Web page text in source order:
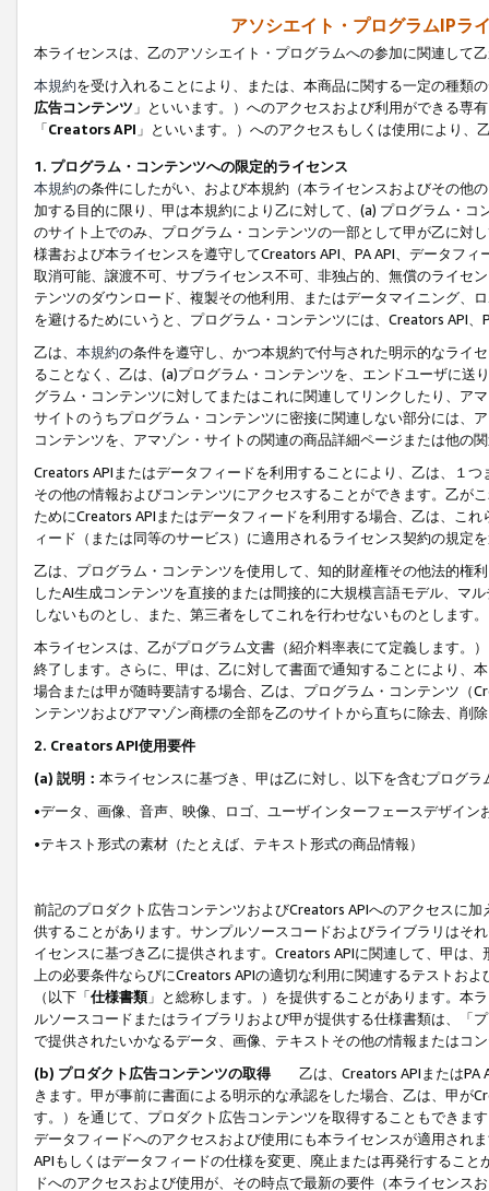
アソシエイト・プログラムIPラ
本ライセンスは、乙のアソシエイト・プログラムへの参加に関連して
本規約を受け入れることにより、または、本商品に関する一定の種類
広告コンテンツ 」といいます。）へのアクセスおよび利用ができる専
「Creators API 」といいます。）へのアクセスもしくは使用により
1. プログラム・コンテンツへの限定的ライセンス
本規約の条件にしたがい、および本規約（本ライセンスおよびその他
加する目的に限り、甲は本規約により乙に対して、(a) プログラム・
のサイト上でのみ、プログラム・コンテンツの一部として甲が乙に対
様書および本ライセンスを遵守してCreators API、PA API、データフ
取消可能、譲渡不可、サブライセンス不可、非独占的、無償のライセ
テンツのダウンロード、複製その他利用、またはデータマイニング、
を避けるためにいうと、プログラム・コンテンツには、Creators API
乙は、 本規約の条件を遵守し、かつ本規約で付与された明示的なライ
ることなく、乙は、(a)プログラム・コンテンツを、エンドユーザに
グラム・コンテンツに対してまたはこれに関連してリンクしたり、ア
サイトのうちプログラム・コンテンツに密接に関連しない部分には、
コンテンツを、アマゾン・サイトの関連の商品詳細ページまたは他の
Creators APIまたはデータフィードを利用することにより、乙は、１
その他の情報およびコンテンツにアクセスすることができます。乙が
ためにCreators APIまたはデータフィードを利用する場合、乙は、こ
ィード（または同等のサービス）に適用されるライセンス契約の規定
乙は、プログラム・コンテンツを使用して、知的財産権その他法的権
したAI生成コンテンツを直接的または間接的に大規模言語モデル、マ
しないものとし、また、第三者をしてこれを行わせないものとします。
本ライセンスは、乙がプログラム文書（紹介料率表にて定義します。
終了します。さらに、甲は、乙に対して書面で通知することにより、
場合または甲が随時要請する場合、乙は、プログラム・コンテンツ（
ンテンツおよびアマゾン商標の全部を乙のサイトから直ちに除去、削
2. Creators API使用要件
(a) 説明： 本ライセンスに基づき、甲は乙に対し、以下を含むプログ
•データ、画像、音声、映像、ロゴ、ユーザインターフェースデザイ
•テキスト形式の素材（たとえば、テキスト形式の商品情報）
前記のプロダクト広告コンテンツおよびCreators APIへのアクセスに
供することがあります。サンプルソースコードおよびライブラリはそ
イセンスに基づき乙に提供されます。Creators APIに関連して、甲は
上の必要条件ならびにCreators APIの適切な利用に関連するテストお
（以下「仕様書類」と総称します。）を提供することがあります。本
ルソースコードまたはライブラリおよび甲が提供する仕様書類は、「
で提供されたいかなるデータ、画像、テキストその他の情報またはコ
(b) プロダクト広告コンテンツの取得
乙は、Creators APIまたはPA
きます。甲が事前に書面による明示的な承認をした場合、乙は、甲が
す。）を通じて、プロダクト広告コンテンツを取得することもできま
データフィードへのアクセスおよび使用にも本ライセンスが適用され
APIもしくはデータフィードの仕様を変更、廃止または再発行するこ
ドへのアクセスおよび使用が、その時点で最新の要件（本ライセン